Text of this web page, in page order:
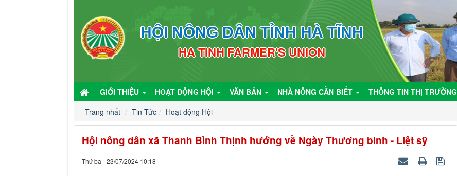
HỘI NÔNG DÂN TỈNH HÀ TĨNH
HA TINH FARMER'S UNION
GIỚI THIỆU HOẠT ĐỘNG HỘI VĂN BẢN NHÀ NÔNG CẦN BIẾT THÔNG TIN THỊ TRƯỜNG
Trang nhất
Tin Tức Hoạt động Hội
Hội nông dân xã Thanh Bình Thịnh hướng về Ngày Thương binh - Liệt sỹ
Thứ ba - 23/07/2024 10:18